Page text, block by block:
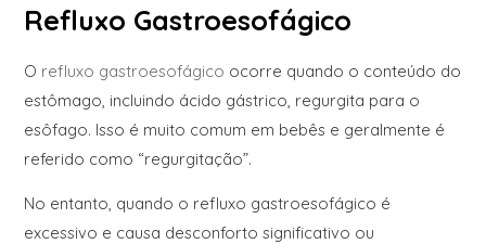
Refluxo Gastroesofágico
O refluxo gastroesofágico ocorre quando o conteúdo do
estômago, incluindo ácido gástrico, regurgita para o
esôfago. Isso é muito comum em bebês e geralmente é
referido como “regurgitação”.
No entanto, quando o refluxo gastroesofágico é
excessivo e causa desconforto significativo ou